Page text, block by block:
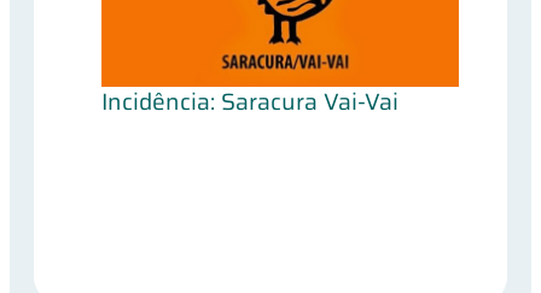
Incidência: Saracura Vai-Vai